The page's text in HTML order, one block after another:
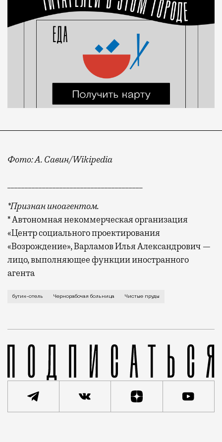
Фото: А. Савин/Wikipedia
*Признан иноагентом.
* Автономная некоммерческая организация
«Центр социального проектирования
«Возрождение», Варламов Илья Александрович —
лицо, выполняющее функции иностранного
агента
бутик-отель Чернорабочая больница Чистые пруды